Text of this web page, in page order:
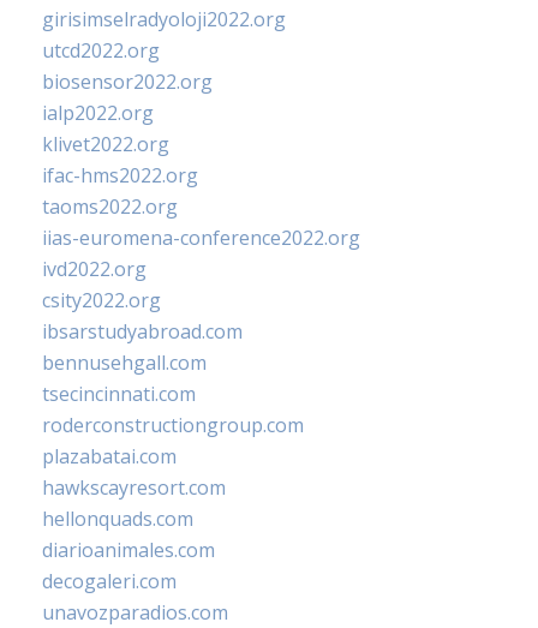
girisimselradyoloji2022.org
utcd2022.org
biosensor2022.org
ialp2022.org
klivet2022.org
ifac-hms2022.org
taoms2022.org
iias-euromena-conference2022.org
ivd2022.org
csity2022.org
ibsarstudyabroad.com
bennusehgall.com
tsecincinnati.com
roderconstructiongroup.com
plazabatai.com
hawkscayresort.com
hellonquads.com
diarioanimales.com
decogaleri.com
unavozparadios.com